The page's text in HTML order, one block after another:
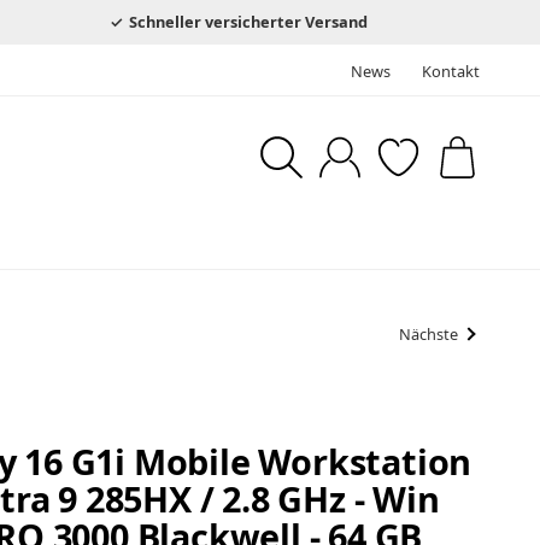
Schneller versicherter Versand
News Kontakt
Nächste
16 G1i Mobile Workstation
9 285HX / 2.8 GHz - Win